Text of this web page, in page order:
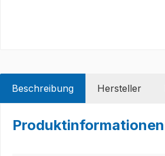
Beschreibung Hersteller
Produktinformationen